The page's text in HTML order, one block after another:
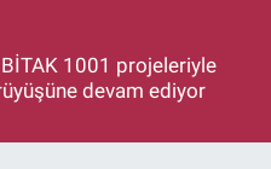
1001 projeleriyle
devam ediyor